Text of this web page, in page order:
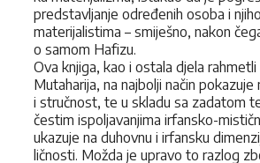
predstavljanje određenih osoba i
materijalistima – smiješno, nakon
o samom Hafizu.
Ova knjiga, kao i ostala djela
Mutaharija, na najbolji način
i stručnost, te u skladu sa zadatom
čestim ispoljavanjima irfansko-
ukazuje na duhovnu i irfansku
ličnosti. Možda je upravo to razlog